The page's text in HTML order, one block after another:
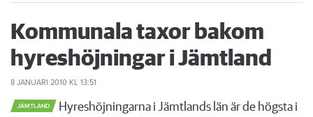
Kommunala taxor bakom
hyreshöjningar i Jämtland
8 JANUARI 2010 KL 13:51
JÄMTLAND
Hyreshöjningarna i Jämtlands län är de högsta i